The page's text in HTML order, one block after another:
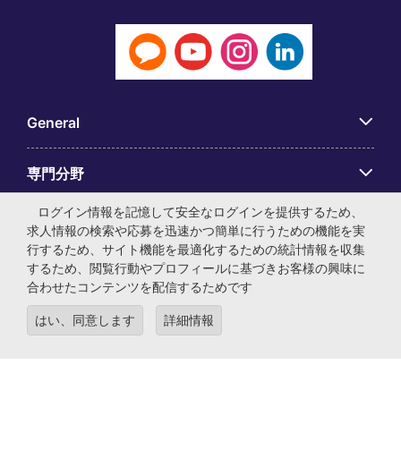
General
専門分野
アプリ
Employer Centre
ログイン情報を記憶して安全なログインを提供するため、
求人情報の検索や応募を迅速かつ簡単に行うための機能を実
行するため、サイト機能を最適化するための統計情報を収集
するため、閲覧行動やプロフィールに基づきお客様の興味に
合わせたコンテンツを配信するためです
はい、同意します 詳細情報